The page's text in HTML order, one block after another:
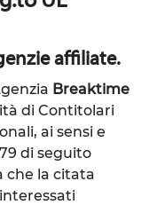
affiliate.
Breaktime
di Contitolari
ai sensi e
di seguito
che la citata